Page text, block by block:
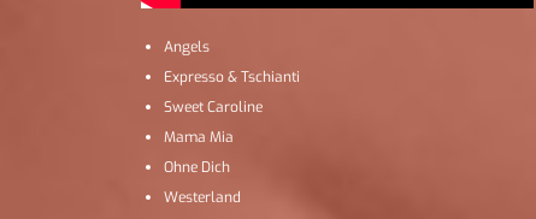
Angels
Expresso & Tschianti
Sweet Caroline
Mama Mia
Ohne Dich
Westerland